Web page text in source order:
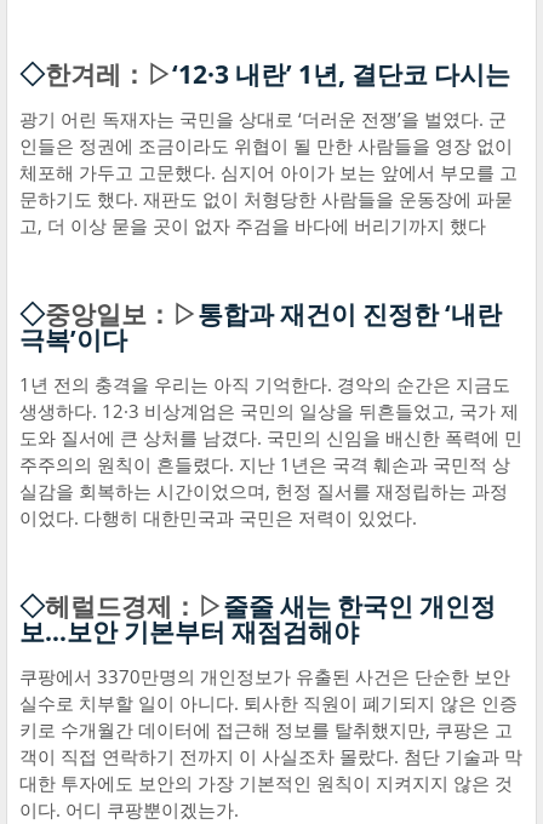
◇한겨레：▷‘12·3 내란’ 1년, 결단코 다시는
광기 어린 독재자는 국민을 상대로 ‘더러운 전쟁’을 벌였다. 군
인들은 정권에 조금이라도 위협이 될 만한 사람들을 영장 없이
체포해 가두고 고문했다. 심지어 아이가 보는 앞에서 부모를 고
문하기도 했다. 재판도 없이 처형당한 사람들을 운동장에 파묻
고, 더 이상 묻을 곳이 없자 주검을 바다에 버리기까지 했다
◇중앙일보：▷통합과 재건이 진정한 ‘내란
극복’이다
1년 전의 충격을 우리는 아직 기억한다. 경악의 순간은 지금도
생생하다. 12·3 비상계엄은 국민의 일상을 뒤흔들었고, 국가 제
도와 질서에 큰 상처를 남겼다. 국민의 신임을 배신한 폭력에 민
주주의의 원칙이 흔들렸다. 지난 1년은 국격 훼손과 국민적 상
실감을 회복하는 시간이었으며, 헌정 질서를 재정립하는 과정
이었다. 다행히 대한민국과 국민은 저력이 있었다.
◇헤럴드경제：▷줄줄 새는 한국인 개인정
보…보안 기본부터 재점검해야
쿠팡에서 3370만명의 개인정보가 유출된 사건은 단순한 보안
실수로 치부할 일이 아니다. 퇴사한 직원이 폐기되지 않은 인증
키로 수개월간 데이터에 접근해 정보를 탈취했지만, 쿠팡은 고
객이 직접 연락하기 전까지 이 사실조차 몰랐다. 첨단 기술과 막
대한 투자에도 보안의 가장 기본적인 원칙이 지켜지지 않은 것
이다. 어디 쿠팡뿐이겠는가.